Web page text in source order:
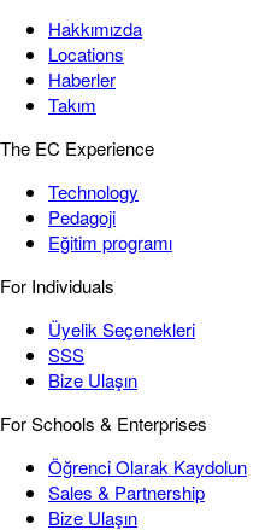
Hakkımızda
Locations
Haberler
Takım
The EC Experience
Technology
Pedagoji
Eğitim programı
For Individuals
Üyelik Seçenekleri
SSS
Bize Ulaşın
For Schools & Enterprises
Öğrenci Olarak Kaydolun
Sales & Partnership
Bize Ulaşın